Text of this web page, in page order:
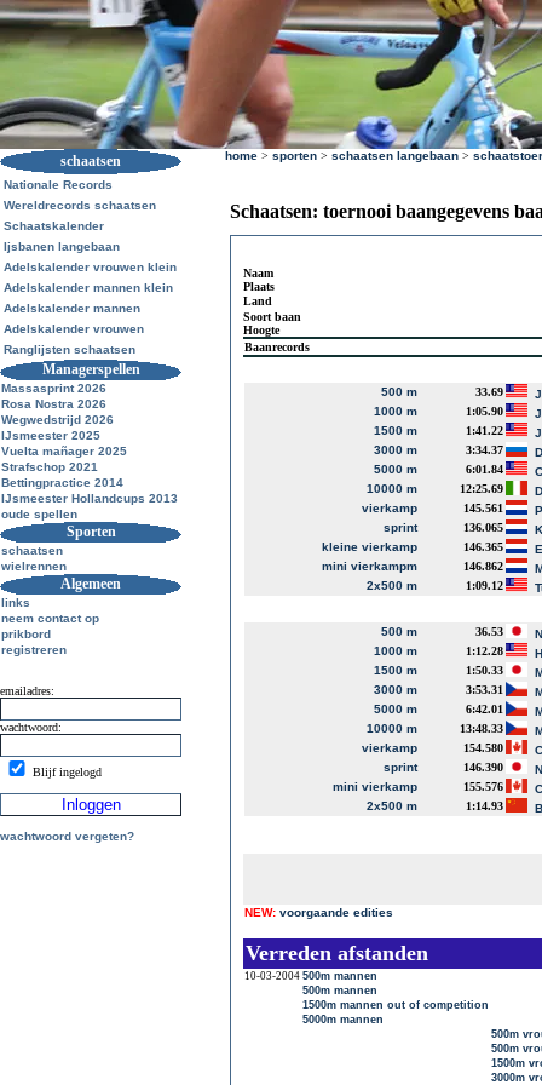
schaatsen
Nationale Records
Wereldrecords schaatsen
Schaatskalender
Ijsbanen langebaan
Adelskalender vrouwen klein
Adelskalender mannen klein
Adelskalender mannen
Adelskalender vrouwen
Ranglijsten schaatsen
Managerspellen
Massasprint 2026
Rosa Nostra 2026
Wegwedstrijd 2026
IJsmeester 2025
Vuelta mañager 2025
Strafschop 2021
Bettingpractice 2014
IJsmeester Hollandcups 2013
oude spellen
Sporten
schaatsen
wielrennen
Algemeen
links
neem contact op
prikbord
registreren
emailadres:
wachtwoord:
Blijf ingelogd
wachtwoord vergeten?
home > sporten > schaatsen langebaan >
Schaatsen: toernooi baangegevens
Naam
Plaats
Land
Soort baan
Hoogte
Baanrecords
500 m 33.69
1000 m
1:05.90
1500 m
1:41.22
3000 m
3:34.37
5000 m
6:01.84
10000 m
12:25.69
vierkamp
145.561
sprint
136.065
kleine vierkamp
146.365
mini vierkampm
146.862
2x500 m
1:09.12
500 m 36.53
1000 m
1:12.28
1500 m
1:50.33
3000 m
3:53.31
5000 m
6:42.01
10000 m
13:48.33
vierkamp
154.580
sprint
146.390
mini vierkamp
155.576
2x500 m
1:14.93
NEW: voorgaande edities
Verreden afstanden
10-03-2004 500m mannen
500m mannen
1500m mannen out of competition
5000m mannen
500m
500m
1500m
3000m